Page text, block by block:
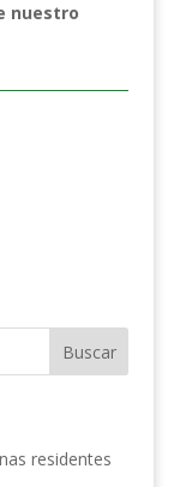
nuestro
residentes